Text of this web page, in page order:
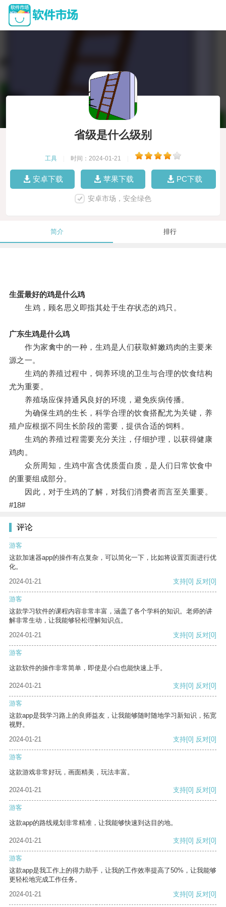
省级是什么级别
工具 时间：2024-01-21
安卓下载 苹果下载 PC下载
安卓市场，安全绿色
简介 排行
生蛋最好的鸡是什么鸡
生鸡，顾名思义即指其处于生存状态的鸡只。
广东生鸡是什么鸡
作为家禽中的一种，生鸡是人们获取鲜嫩鸡肉的主要来
源之一。
生鸡的养殖过程中，饲养环境的卫生与合理的饮食结构
尤为重要。
养殖场应保持通风良好的环境，避免疾病传播。
为确保生鸡的生长，科学合理的饮食搭配尤为关键，养
殖户应根据不同生长阶段的需要，提供合适的饲料。
生鸡的养殖过程需要充分关注，仔细护理，以获得健康
鸡肉。
众所周知，生鸡中富含优质蛋白质，是人们日常饮食中
的重要组成部分。
因此，对于生鸡的了解，对我们消费者而言至关重要。
#18#
评论
游客
这款加速器app的操作有点复杂，可以简化一下，比如将设置页面进行优
化。
2024-01-21
支持[0] 反对[0]
游客
这款学习软件的课程内容非常丰富，涵盖了各个学科的知识。老师的讲
解非常生动，让我能够轻松理解知识点。
2024-01-21
支持[0] 反对[0]
游客
这款软件的操作非常简单，即使是小白也能快速上手。
2024-01-21 支持[0] 反对[0]
游客
这款app是我学习路上的良师益友，让我能够随时随地学习新知识，拓宽
视野。
2024-01-21
支持[0] 反对[0]
游客
这款游戏非常好玩，画面精美，玩法丰富。
2024-01-21 支持[0] 反对[0]
游客
这款app的路线规划非常精准，让我能够快速到达目的地。
2024-01-21 支持[0] 反对[0]
游客
这款app是我工作上的得力助手，让我的工作效率提高了50%，让我能够
更轻松地完成工作任务。
2024-01-21
支持[0] 反对[0]